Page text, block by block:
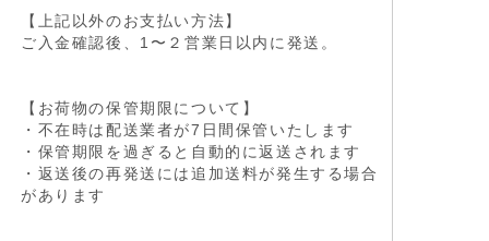
【上記以外のお支払い方法】
ご入金確認後、1〜２営業日以内に発送。
【お荷物の保管期限について】
・不在時は配送業者が7日間保管いたします
・保管期限を過ぎると自動的に返送されます
・返送後の再発送には追加送料が発生する場合
があります